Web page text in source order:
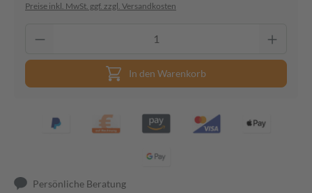
Preise inkl. MwSt. ggf. zzgl. Versandkosten
In den Warenkorb
Persönliche Beratung